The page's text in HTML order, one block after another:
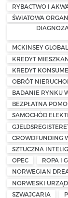
RYBACTWO I
ŚWIATOWA
MCKINSEY
KREDYT
KREDYT
OBRÓT
BADANIE RYNKU
BEZPŁATNA
SAMOCHÓD
CROWDFUNDING
SZTUCZNA
OPEC
ROPA I
NORWEGIAN
NORWESKI
SZWAJCARIA